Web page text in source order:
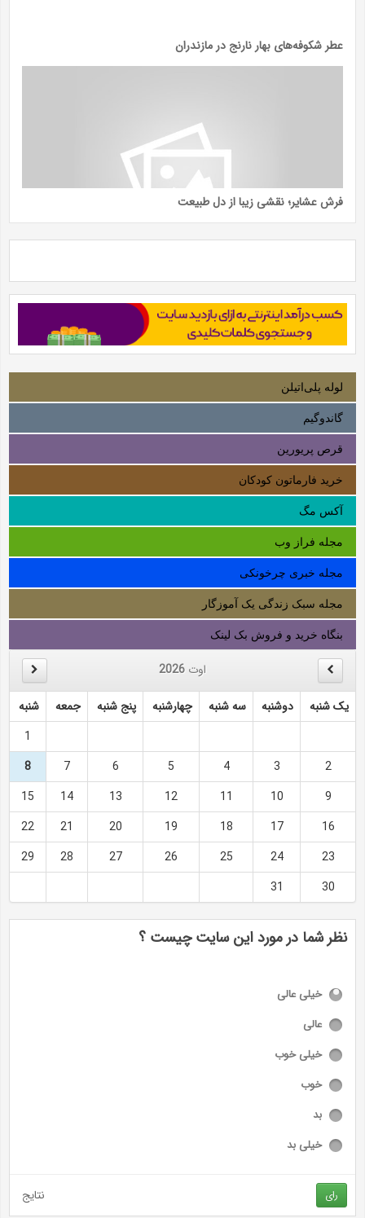
عطر شکوفه‌های بهار نارنج در مازندران
فرش عشایر؛ نقشی زیبا از دل طبیعت
لوله‌ پلی‌اتیلن
گاندوگیم
قرص پریورین
خرید فارماتون کودکان
آکس مگ
مجله فراز وب
مجله خبری چرخونکی
مجله سبک زندگی یک آموزگار
بنگاه خرید و فروش بک لینک
اوت 2026
یک شنبه دوشنبه سه شنبه چهارشنبه پنج شنبه جمعه
شنبه
1
2
3
4
5
6
7
8
9
10
11
12
13
14
15
16
17
18
19
20
21
22
23
24
25
26
27
28
29
30
31
نظر شما در مورد این سایت چیست ؟
خیلی عالی
عالی
خیلی خوب
خوب
بد
خیلی بد
رای نتایج